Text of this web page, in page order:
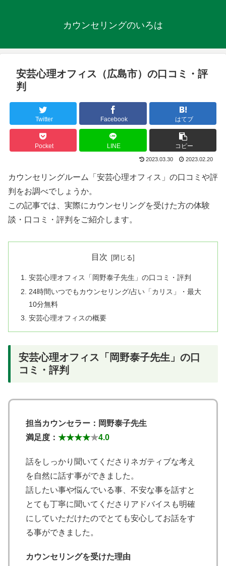
カウンセリングのいろは
安芸心理オフィス（広島市）の口コミ・評
判
Twitter Facebook はてブ
Pocket LINE コピー
2023.03.30 2023.02.20
カウンセリングルーム「安芸心理オフィス」の口コミや評
判をお調べでしょうか。
この記事では、実際にカウンセリングを受けた方の体験
談・口コミ・評判をご紹介します。
目次
安芸心理オフィス「岡野泰子​先生」の口コミ・評判
24時間いつでもカウンセリング/占い「カリス」・最大
10分無料
安芸心理オフィスの概要
安芸心理オフィス「岡野泰子​先生」の口
コミ・評判
担当カウンセラー：岡野泰子​先生
満足度： ★★★★★4.0
話をしっかり聞いてくださりネガティブな考え
を自然に話す事ができました。
話したい事や悩んでいる事、不安な事を話すと
とても丁寧に聞いてくださりアドバイスも明確
にしていただけたのでとても安心してお話をす
る事ができました。
カウンセリングを受けた理由